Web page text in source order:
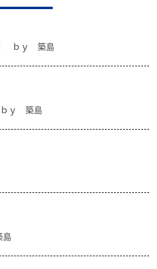
！ ｂｙ 築島
ｂｙ 築島
島